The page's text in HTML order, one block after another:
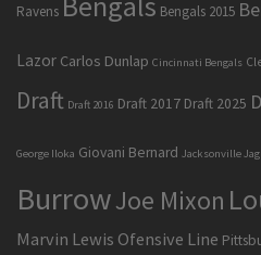
Ravens Bengals 2015
Lazor Carlos Dunlap Cincinnati Bengals
Draft Draft 2016 Draft 2017 Draft 2025
George Iloka Giovani Bernard Jacksonville
BurrowJoe Mixon
Marvin Lewis Ofensive Line